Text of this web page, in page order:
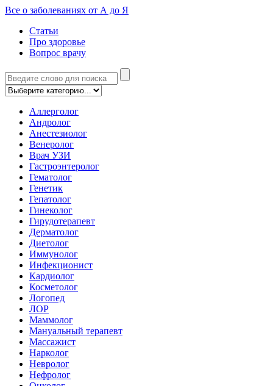
Все о заболеваниях от А до Я
Статьи
Про здоровье
Вопрос врачу
Аллерголог
Андролог
Анестезиолог
Венеролог
Врач УЗИ
Гастроэнтеролог
Гематолог
Генетик
Гепатолог
Гинеколог
Гирудотерапевт
Дерматолог
Диетолог
Иммунолог
Инфекционист
Кардиолог
Косметолог
Логопед
ЛОР
Маммолог
Мануальный терапевт
Массажист
Нарколог
Невролог
Нефролог